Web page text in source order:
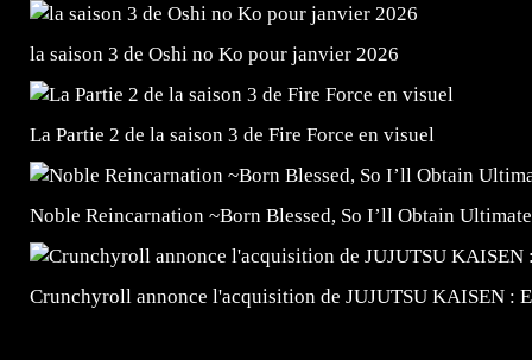
la saison 3 de Oshi no Ko pour janvier 2026
La Partie 2 de la saison 3 de Fire Force en visuel
Noble Reincarnation ~Born Blessed, So I’ll Obtain
Crunchyroll annonce l'acquisition de JUJUTSU KAISEN :